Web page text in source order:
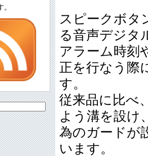
スピークボタ
る音声デジタ
アラーム時刻
正を行なう際
す。
従来品に比べ
よう溝を設け
為のガードが
います。